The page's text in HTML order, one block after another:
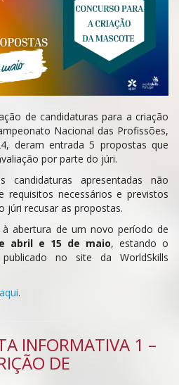
de candidaturas para a criação
Nacional das Profissões,
deram entrada 5 propostas que
por parte do júri.
apresentadas não
requisitos necessários e previstos
júri recusar as propostas.
à abertura de um novo período de
abril e 15 de maio, estando o
no site da WorldSkills
.
INFORMATIVA 1 –
DE